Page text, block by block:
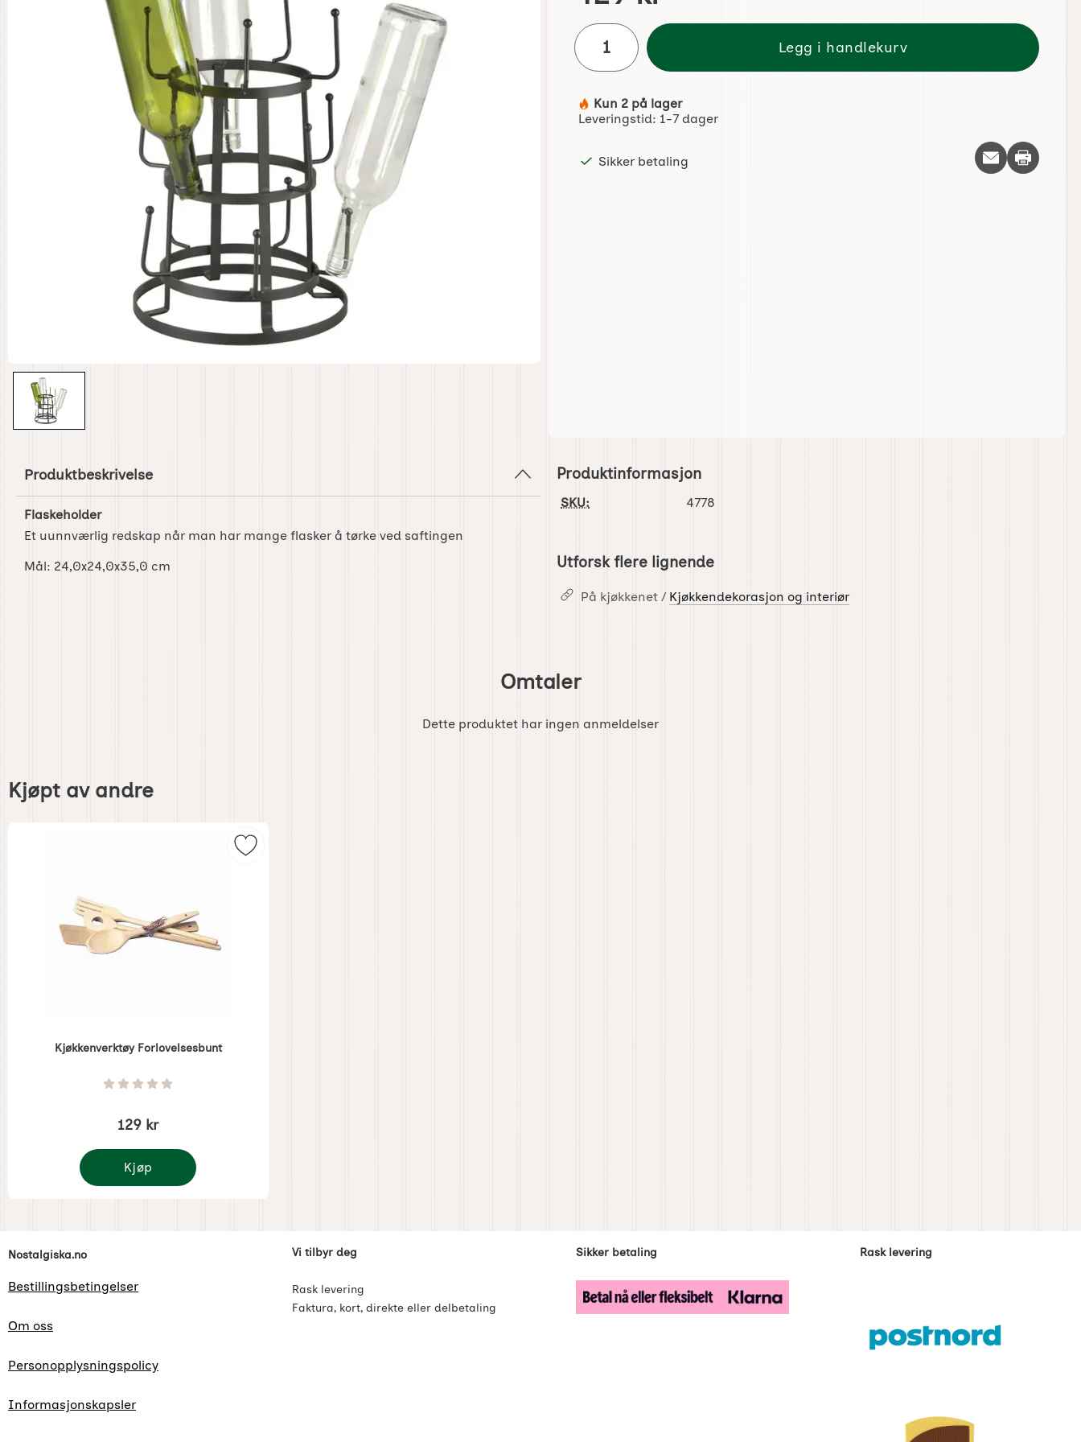
antall
Legg i handlekurv
Produkttilgjengelighet:
Kun 2 på lager
Leveringstid: 1-7 dager
Sikker betaling Skriv ut
Produktbeskrivelse
Flaskeholder
Et uunnværlig redskap når man har mange flasker å tørke ved saftingen
Mål: 24,0x24,0x35,0 cm
Produktinformasjon
SKU: 4778
Utforsk flere lignende
På kjøkkenet / Kjøkkendekorasjon og interiør
Omtaler
Dette produktet har ingen anmeldelser
over
kjøpt
andre
Kjøpt av andre
Kjøkkenverktøy Forlovelsesbunt
Varenummer 5001 Vurdering: 0 Stjerne av 5
129 kr
Kjøp
Kjøkkenverktøy Forlovelsesbunt
Merk kjøkkenverktøy Forlovelsesbunt som favoritt
Footer-innhold Blandet informasjon og lenker
Nostalgiska.no
Bestillingsbetingelser
Om oss
Personopplysningspolicy
Informasjonskapsler
Vi tilbyr deg
Rask levering
Faktura, kort, direkte eller delbetaling
Sikker betaling Rask levering